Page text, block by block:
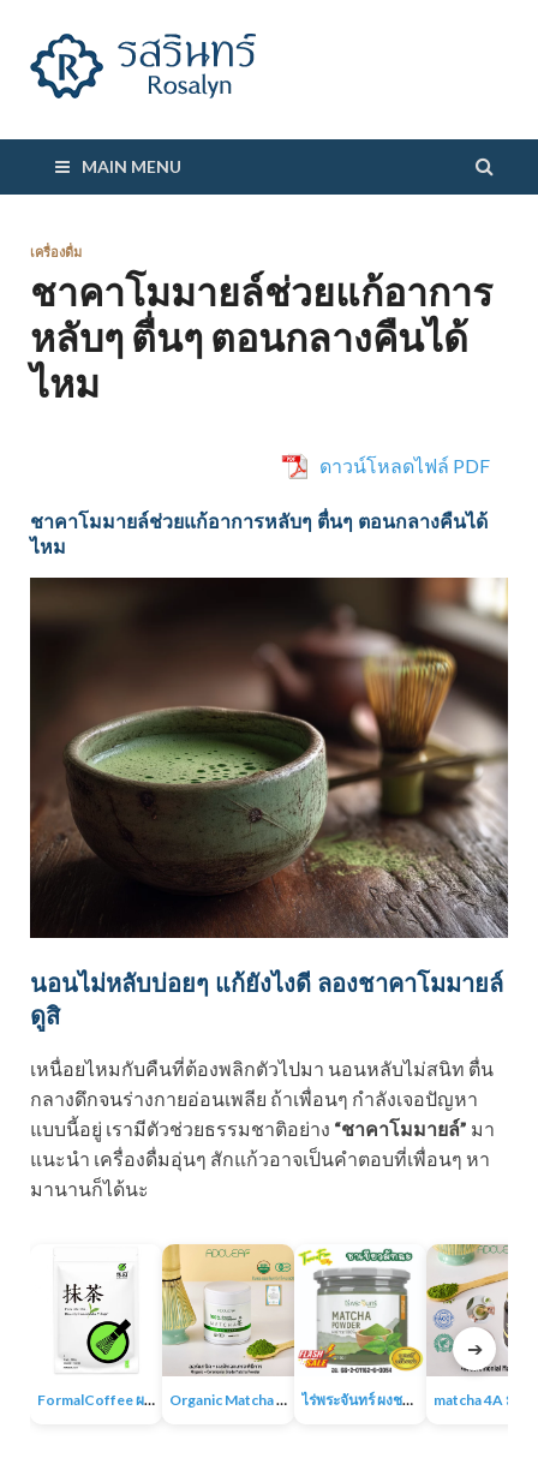
MAIN MENU
เครื่องดื่ม
ชาคาโมมายล์ช่วยแก้อาการ
หลับๆ ตื่นๆ ตอนกลางคืนได้
ไหม
ดาวน์โหลดไฟล์ PDF
ชาคาโมมายล์ช่วยแก้อาการหลับๆ ตื่นๆ ตอนกลางคืนได้
ไหม
นอนไม่หลับบ่อยๆ แก้ยังไงดี ลองชาคาโมมายล์
ดูสิ
เหนื่อยไหมกับคืนที่ต้องพลิกตัวไปมา นอนหลับไม่สนิท ตื่น
กลางดึกจนร่างกายอ่อนเพลีย ถ้าเพื่อนๆ กำลังเจอปัญหา
แบบนี้อยู่ เรามีตัวช่วยธรรมชาติอย่าง “ชาคาโมมายล์” มา
แนะนำ เครื่องดื่มอุ่นๆ สักแก้วอาจเป็นคำตอบที่เพื่อนๆ หา
มานานก็ได้นะ
FormalCoffee ผงชาเขียวมัทฉะ แท้ 100% ญี่ปุ่น เกรดพรีเมี่ยม Matcha Green Tea Organic Matcha 4A+ผงชาเขียวมัทฉะเกรดพิธีการ ออร์แกนิก 100% ไม่มีน้ำตาล ไม่มีสารเติมแต่ง ไร่พระจันทร์ ผงชาเขียวมัทฉะ Matcha Powder 100% ไม่แต่งสี กลิ่น ไม่ผสมน้ำตาล
➔